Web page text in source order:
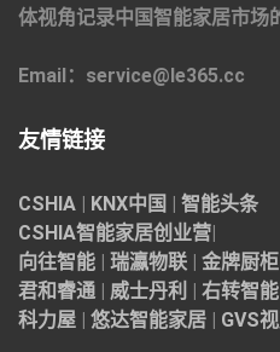
体视角记录中国智能家居市场
Email：service@le365.cc
友情链接
CSHIA KNX中国
智能头条
CSHIA智能家居创业营
向往智能
瑞瀛物联
金牌厨柜
君和睿通
威士丹利
右转智能
科力屋
悠达智能家居 GVS